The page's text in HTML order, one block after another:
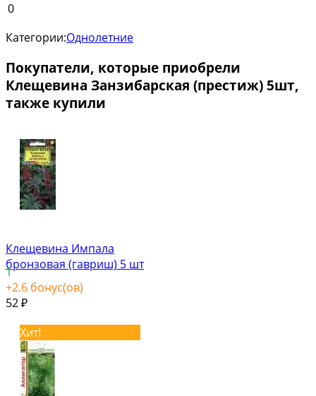
0
Категории:Однолетние
Покупатели, которые приобрели
Клещевина Занзибарская (престиж) 5шт,
также купили
Клещевина Импала
бронзовая (гавриш) 5 шт
1
+2.6 бонус(ов)
52 ₽
Хит!